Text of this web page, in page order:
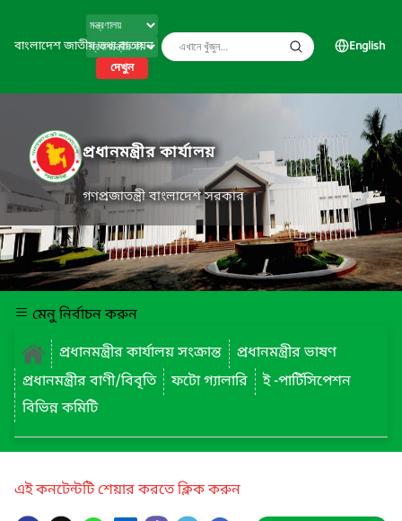
বাংলাদেশ জাতীয় তথ্য বাতায়ন
দেখুন
English
প্রধানমন্ত্রীর কার্যালয়
গণপ্রজাতন্ত্রী বাংলাদেশ সরকার
মেনু নির্বাচন করুন
প্রধানমন্ত্রীর কার্যালয় সংক্রান্ত
প্রধানমন্ত্রীর ভাষণ
প্রধানমন্ত্রীর বাণী/বিবৃতি
ফটো গ্যালারি
ই -পার্টিসিপেশন
বিভিন্ন কমিটি
এই কনটেন্টটি শেয়ার করতে ক্লিক করুন